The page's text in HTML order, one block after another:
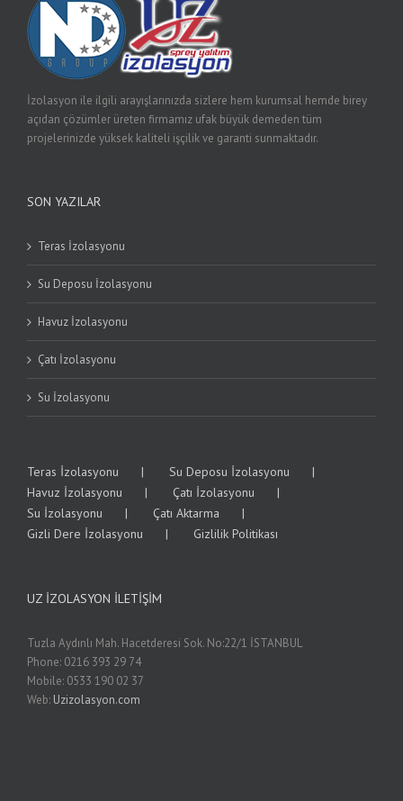
İzolasyon ile ilgili arayışlarınızda sizlere hem kurumsal hemde birey
açıdan çözümler üreten firmamız ufak büyük demeden tüm
projelerinizde yüksek kaliteli işçilik ve garanti sunmaktadır.
SON YAZILAR
Teras İzolasyonu
Su Deposu İzolasyonu
Havuz İzolasyonu
Çatı İzolasyonu
Su İzolasyonu
Teras İzolasyonu
Su Deposu İzolasyonu
Havuz İzolasyonu
Çatı İzolasyonu
Su İzolasyonu
Çatı Aktarma
Gizli Dere İzolasyonu
Gizlilik Politikası
UZ İZOLASYON İLETIŞIM
Tuzla Aydınlı Mah. Hacetderesi Sok. No:22/1 İSTANBUL
Phone: 0216 393 29 74
Mobile: 0533 190 02 37
Web: Uzizolasyon.com